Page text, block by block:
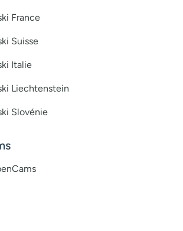
France
Suisse
Italie
Liechtenstein
Slovénie